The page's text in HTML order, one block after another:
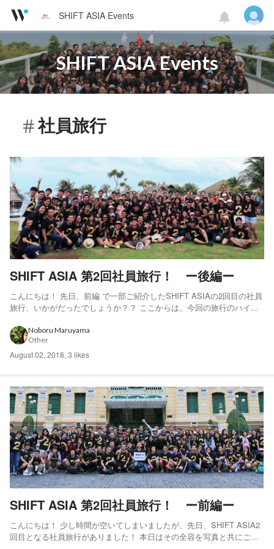
SHIFT ASIA Events
SHIFT ASIA Events
社員旅行
SHIFT ASIA 第2回社員旅行！ ー後編ー
こんにちは！ 先日、前編 で一部ご紹介したSHIFT ASIAの2回目の社員
旅行、いかがだったでしょうか？？ ここからは、今回の旅行のハイラ
します！！ 1日目 PM6:00 Gala ディナー開始 チームビルディングでか
いた汗を流し、さ...
Noboru Maruyama
Other
August 02, 2018, 3 likes
SHIFT ASIA 第2回社員旅行！ ー前編ー
こんにちは！ 少し時間が空いてしまいましたが、先日、SHIFT ASIA2
回目となる社員旅行がありました！ 本日はその全容を写真と共にご紹